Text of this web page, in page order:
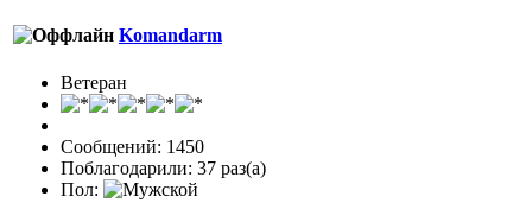
Komandarm
Ветеран
Сообщений: 1450
Поблагодарили: 37 раз(а)
Пол: